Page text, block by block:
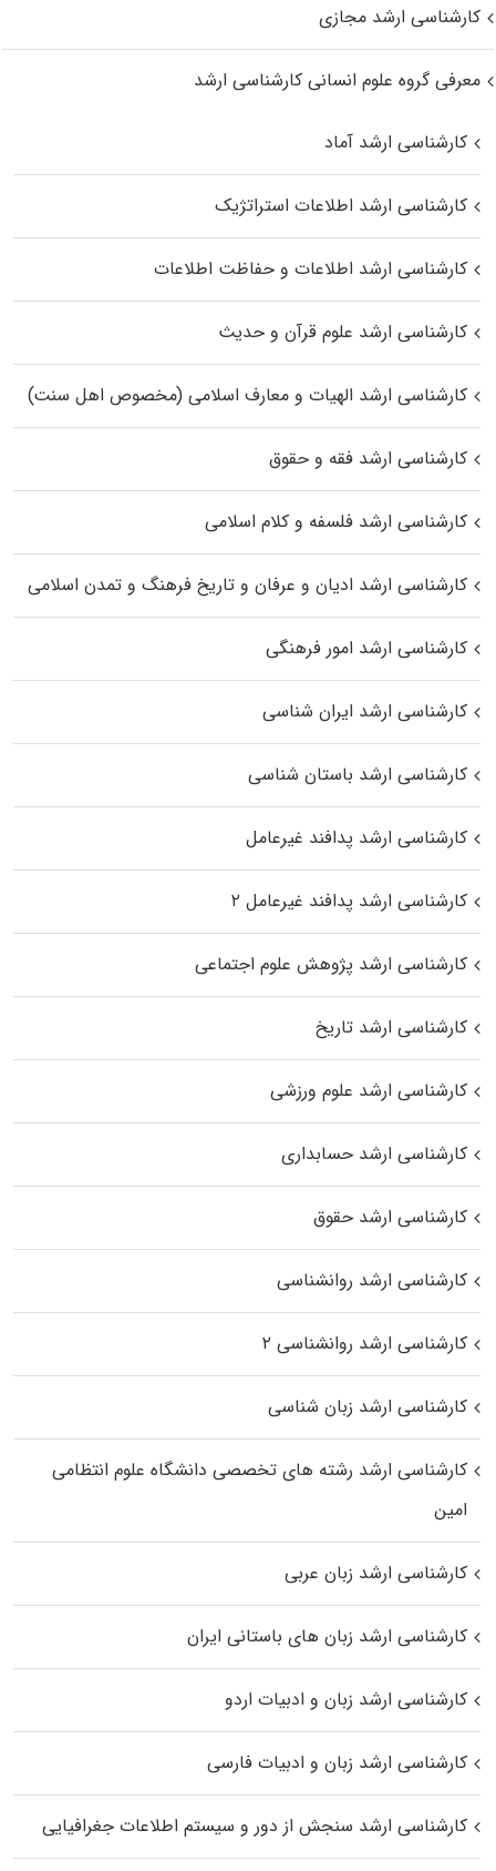
کارشناسی ارشد مجازی
معرفی گروه علوم انسانی کارشناسی ارشد
کارشناسی ارشد آماد
کارشناسی ارشد اطلاعات استراتژیک
کارشناسی ارشد اطلاعات و حفاظت اطلاعات
کارشناسی ارشد علوم قرآن و حدیث
کارشناسی ارشد الهیات و معارف اسلامی (مخصوص اهل سنت)
کارشناسی ارشد فقه و حقوق
کارشناسی ارشد فلسفه و کلام اسلامی
کارشناسی ارشد ادیان و عرفان و تاریخ فرهنگ و تمدن اسلامی
کارشناسی ارشد امور فرهنگی
کارشناسی ارشد ایران شناسی
کارشناسی ارشد باستان شناسی
کارشناسی ارشد پدافند غیرعامل
کارشناسی ارشد پدافند غیرعامل ۲
کارشناسی ارشد پژوهش علوم اجتماعی
کارشناسی ارشد تاریخ
کارشناسی ارشد علوم ورزشی
کارشناسی ارشد حسابداری
کارشناسی ارشد حقوق
کارشناسی ارشد روانشناسی
کارشناسی ارشد روانشناسی ۲
کارشناسی ارشد زبان شناسی
کارشناسی ارشد رﺷﺘﻪ ﻫﺎی تخصصی داﻧﺸﮕﺎه ﻋﻠﻮم انتظامی
اﻣﻴﻦ
کارشناسی ارشد زبان عربی
کارشناسی ارشد زبان‌ های باستانی ایران
کارشناسی ارشد زبان و ادبیات اردو
کارشناسی ارشد زبان و ادبیات فارسی
کارشناسی ارشد سنجش از دور و سیستم اطلاعات جغرافیایی